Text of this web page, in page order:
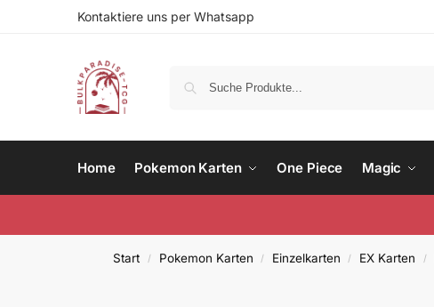
Kontaktiere uns per Whatsapp
Home Pokemon Karten One Piece Magic
Start / Pokemon Karten / Einzelkarten / EX Karten /